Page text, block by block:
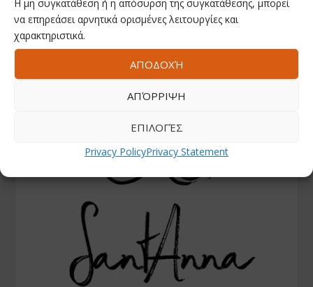
Η μη συγκατάθεση ή η απόσυρση της συγκατάθεσης, μπορεί
να επηρεάσει αρνητικά ορισμένες λειτουργίες και
χαρακτηριστικά.
ΑΠΟΔΟΧΉ
ΑΠΌΡΡΙΨΗ
ΕΠΙΛΟΓΈΣ
Privacy PolicyPrivacy Statement